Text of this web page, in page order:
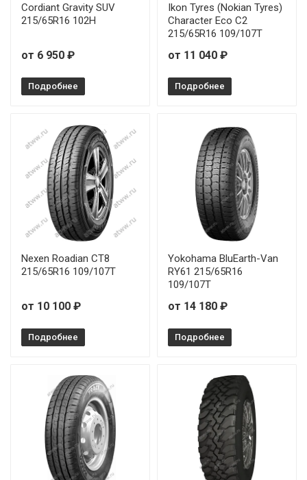
Cordiant Gravity SUV
215/65R16 102H
от 6 950 ₽
Подробнее
Ikon Tyres (Nokian Tyres)
Character Eco C2
215/65R16 109/107T
от 11 040 ₽
Подробнее
Nexen Roadian CT8
215/65R16 109/107T
от 10 100 ₽
Подробнее
Yokohama BluEarth-Van
RY61 215/65R16
109/107T
от 14 180 ₽
Подробнее